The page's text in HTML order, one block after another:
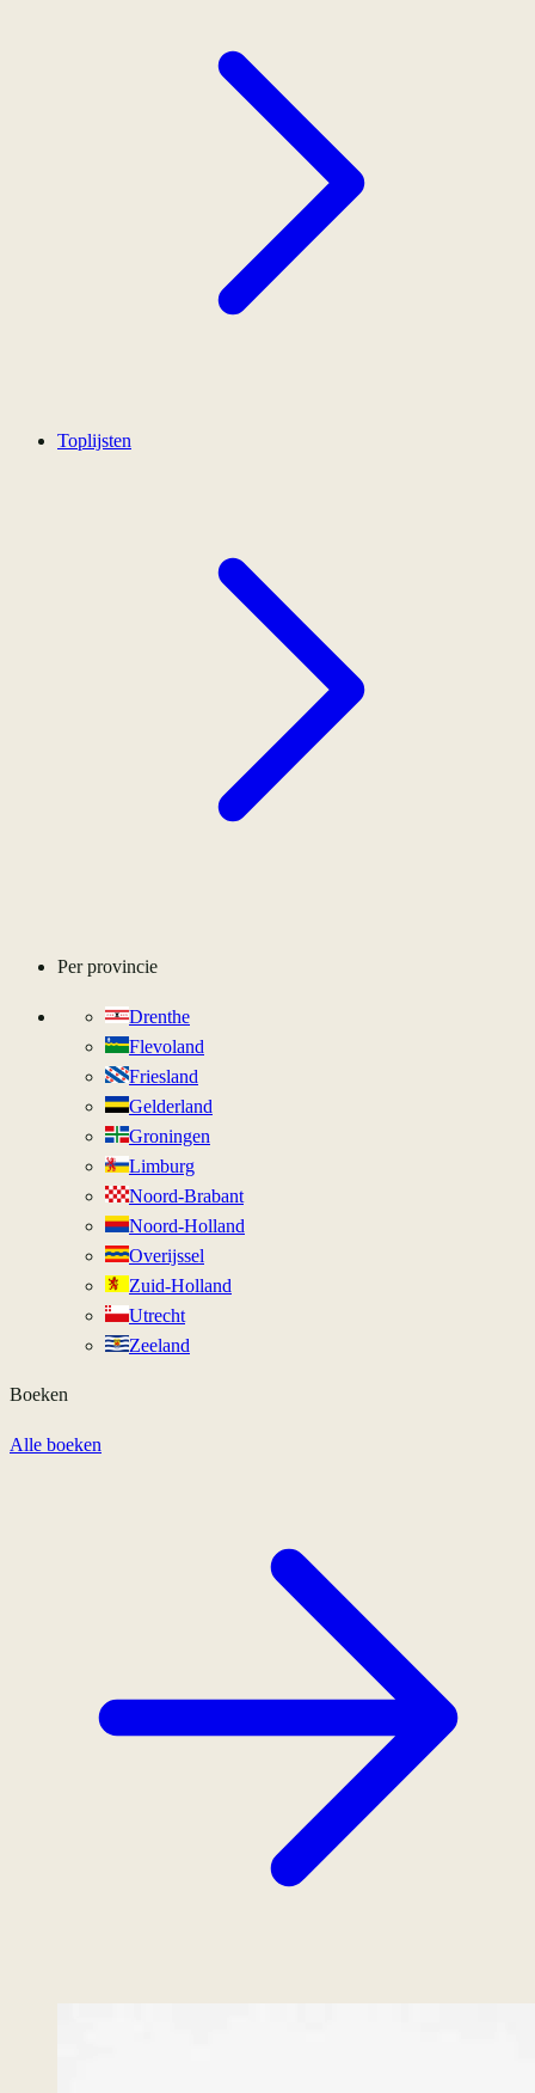
Toplijsten
Per provincie
Drenthe
Flevoland
Friesland
Gelderland
Groningen
Limburg
Noord-Brabant
Noord-Holland
Overijssel
Zuid-Holland
Utrecht
Zeeland
Boeken
Alle boeken